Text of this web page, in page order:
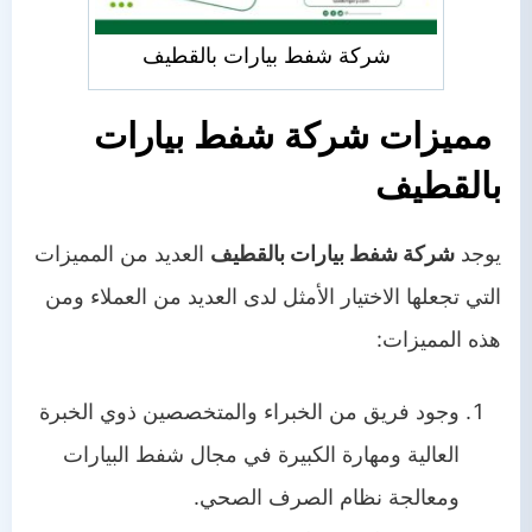
شركة شفط بيارات بالقطيف
مميزات شركة شفط بيارات
بالقطيف
يوجد شركة شفط بيارات بالقطيف العديد من المميزات
التي تجعلها الاختيار الأمثل لدى العديد من العملاء ومن
هذه المميزات:
وجود فريق من الخبراء والمتخصصين ذوي الخبرة
العالية ومهارة الكبيرة في مجال شفط البيارات
ومعالجة نظام الصرف الصحي.